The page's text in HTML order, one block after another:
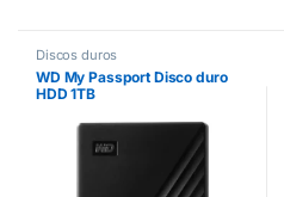
Discos duros
WD My Passport Disco duro
HDD 1TB